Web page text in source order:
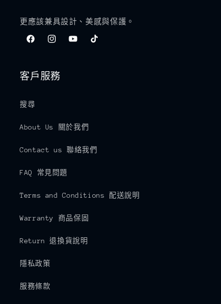
更應該兼具設計、美感與保護。
FacebookInstagramYouTubeTikTok
客戶服務
搜尋
About Us 關於我們
Contact us 聯絡我們
FAQ 常見問題
Terms and Conditions 配送說明
Warranty 商品保固
Return 退換貨說明
隱私政策
服務條款